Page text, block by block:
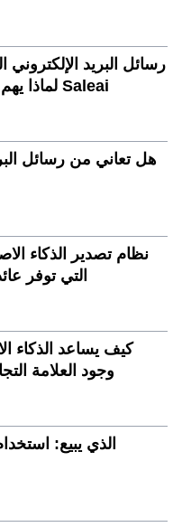
رسائل البريد الإلكتروني
لماذا يهم التوقيت في مبيعات التصدير مع Saleai
هل تعاني من رسائل
نظام تصدير الذكاء
التي توفر
وجود العلامة